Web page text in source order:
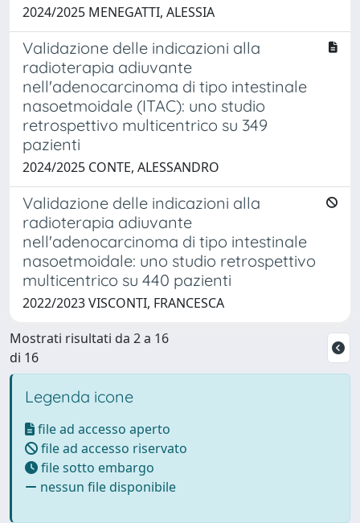
2024/2025 MENEGATTI, ALESSIA
Validazione delle indicazioni alla
radioterapia adiuvante
nell'adenocarcinoma di tipo intestinale
nasoetmoidale (ITAC): uno studio
retrospettivo multicentrico su 349
pazienti
2024/2025 CONTE, ALESSANDRO
Validazione delle indicazioni alla
radioterapia adiuvante
nell'adenocarcinoma di tipo intestinale
nasoetmoidale: uno studio retrospettivo
multicentrico su 440 pazienti
2022/2023 VISCONTI, FRANCESCA
Mostrati risultati da 2 a 16
di 16
Legenda icone
file ad accesso aperto
file ad accesso riservato
file sotto embargo
nessun file disponibile